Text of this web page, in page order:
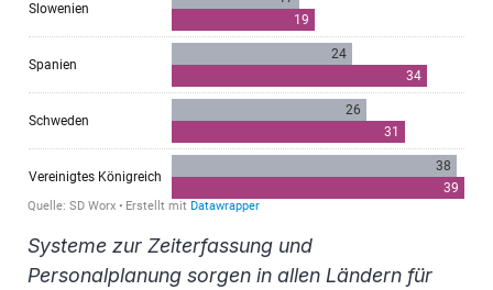
Systeme zur Zeiterfassung und
Personalplanung sorgen in allen Ländern für